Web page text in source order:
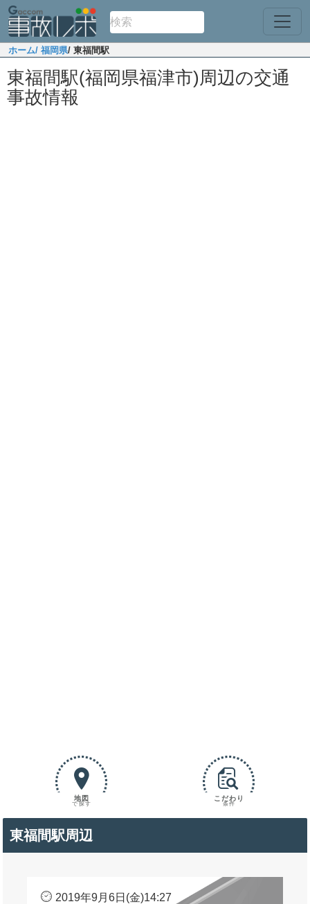
ホーム/ 福岡県/ 東福間駅
東福間駅(福岡県福津市)周辺の交通
事故情報
地図
で探す
こだわり
条件
東福間駅周辺
2019年9月6日(金)14:27